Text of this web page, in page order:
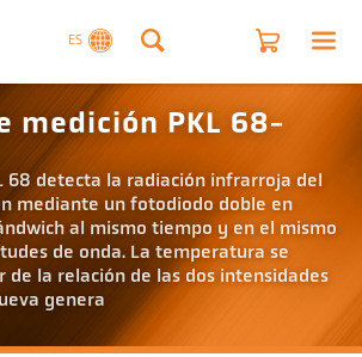
ES
medición PKL 68-
68 detecta la radiación infrarroja del
mediante un fotodiodo doble en
al mismo tiempo y en el mismo
de onda. La temperatura se
la relación de las dos intensidades
genera